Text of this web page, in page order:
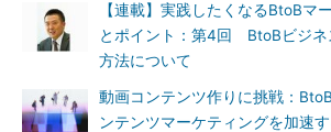
【連載】実践したくなるBtoBマ
とポイント：第4回 BtoBビジネ
方法について
動画コンテンツ作りに挑戦：
ンテンツマーケティングを加速